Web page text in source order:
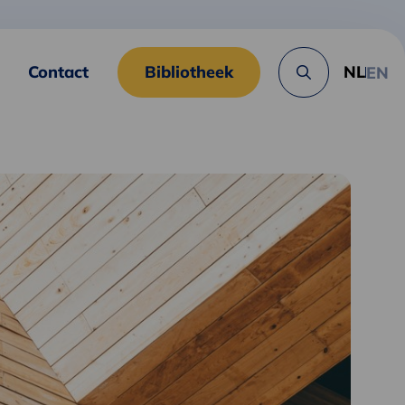
Contact Bibliotheek
Zoek
knop
NLEN